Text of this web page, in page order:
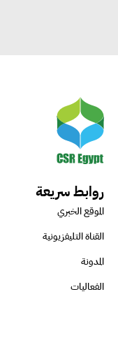
روابط سريعة
الموقع الخبري
القناة التليفزيونية
المدونة
الفعاليات